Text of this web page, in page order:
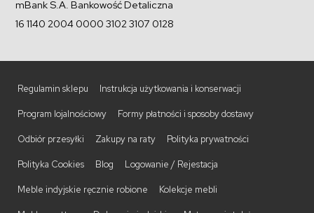
mBank S.A. Bankowość Detaliczna
16 1140 2004 0000 3102 3107 0128
Regulamin sklepu Instrukcja użytkowania i konserwacji
Program lojalnościowy Formy płatności i sposoby dostawy
Odbiór przesyłki Zakupy na raty Polityka prywatności
Polityka Cookies Blog Logowanie / Rejestacja
Meble indyjskie ręcznie robione Kolekcje mebli